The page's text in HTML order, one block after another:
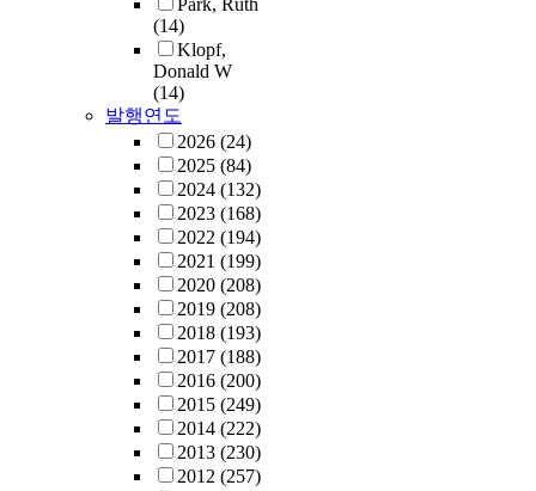
Park, Ruth
(14)
Klopf,
Donald W
(14)
발행연도
2026 (24)
2025 (84)
2024 (132)
2023 (168)
2022 (194)
2021 (199)
2020 (208)
2019 (208)
2018 (193)
2017 (188)
2016 (200)
2015 (249)
2014 (222)
2013 (230)
2012 (257)